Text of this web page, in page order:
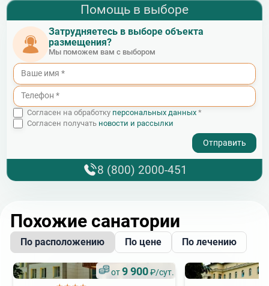
Помощь в выборе
Затрудняетесь в выборе объекта
размещения?
Мы поможем вам с выбором
Согласен на обработку персональных данных *
Согласен получать новости и рассылки
8 (800) 2000-451
Похожие санатории
По расположению По цене По лечению
от9 900₽/сут.